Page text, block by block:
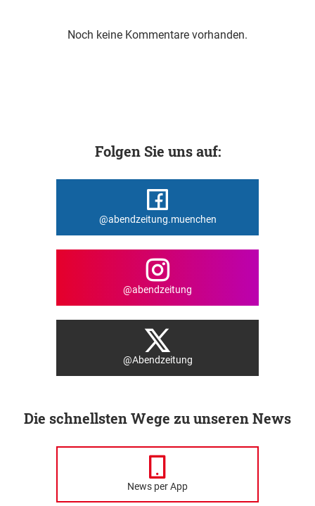
Noch keine Kommentare vorhanden.
Folgen Sie uns auf:
@abendzeitung.muenchen
@abendzeitung
@Abendzeitung
Die schnellsten Wege zu unseren News
News per App